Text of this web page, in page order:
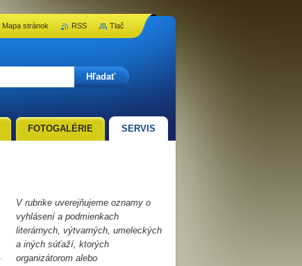
V rubrike uverejňujeme oznamy o
vyhlásení a podmienkach
literárnych, výtvarných, umeleckých
a iných súťaží, ktorých
organizátorom alebo
FOTOGALÉRIE SERVIS
Mapa stránok RSS Tlač